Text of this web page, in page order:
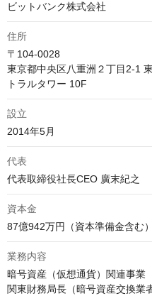
ビットバンク株式会社
住所
〒104-0028
東京都中央区八重洲２丁目2-1
トラルタワー 10F
設立
代表
代表取締役社長CEO 廣末紀之
資本金
業務内容
暗号資産（仮想通貨）関連事業
関東財務局長（暗号資産交換業